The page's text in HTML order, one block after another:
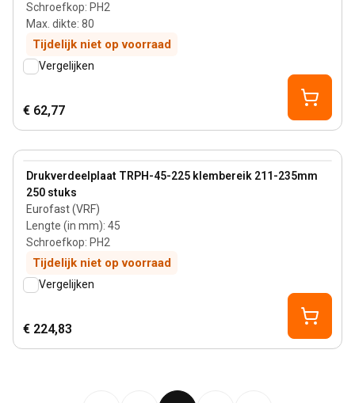
Schroefkop: PH2
Max. dikte: 80
Tijdelijk niet op voorraad
Vergelijken
€ 62,77
Drukverdeelplaat TRPH-45-225 klembereik 211-235mm
250 stuks
Eurofast (VRF)
Lengte (in mm): 45
Schroefkop: PH2
Tijdelijk niet op voorraad
View product
Vergelijken
€ 224,83